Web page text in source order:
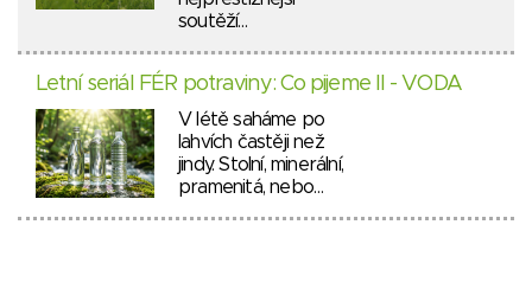
soutěží…
Letní seriál FÉR potraviny: Co pijeme II - VODA
V létě saháme po
lahvích častěji než
jindy. Stolní, minerální,
pramenitá, nebo…